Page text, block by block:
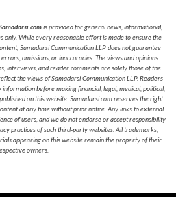
is provided for general news, informational,
only. While every reasonable effort is made to ensure the
Samadarsi Communication LLP does not guarantee
omissions, or inaccuracies. The views and opinions
interviews, and reader comments are solely those of the
the views of Samadarsi Communication LLP. Readers
before making financial, legal, medical, political,
on this website. Samadarsi.com reserves the right
at any time without prior notice. Any links to external
of users, and we do not endorse or accept responsibility
practices of such third-party websites. All trademarks,
appearing on this website remain the property of their
owners.